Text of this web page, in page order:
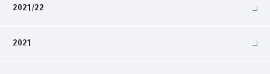
2021/22
2021